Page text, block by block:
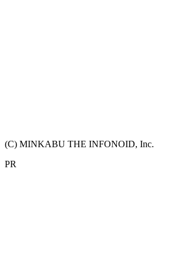
(C) MINKABU THE INFONOID, Inc.
PR